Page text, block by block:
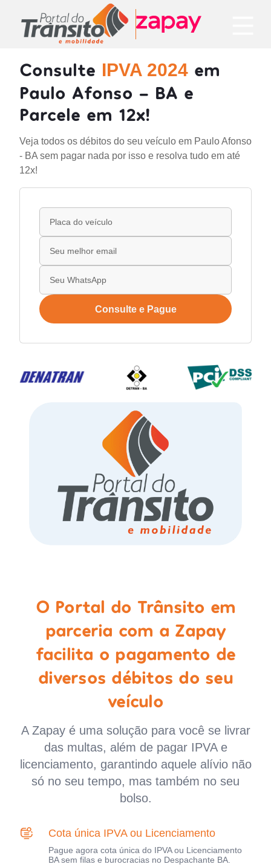
Consulte IPVA 2024 em
Paulo Afonso - BA e
Parcele em 12x!
Veja todos os débitos do seu veículo em Paulo Afonso
- BA sem pagar nada por isso e resolva tudo em até
12x!
Consulte e Pague
O Portal do Trânsito em
parceria com a Zapay
facilita o pagamento de
diversos débitos do seu
veículo
A Zapay é uma solução para você se livrar
das multas, além de pagar IPVA e
licenciamento, garantindo aquele alívio não
só no seu tempo, mas também no seu
bolso.
Cota única IPVA ou Licenciamento
Pague agora cota única do IPVA ou Licenciamento
BA sem filas e burocracias no Despachante BA.